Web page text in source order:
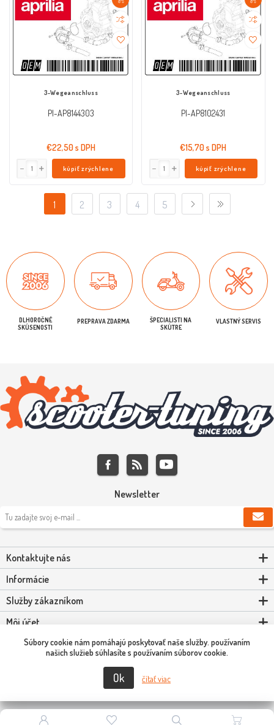
3-Wegeanschluss
PI-AP8144303
€22,50 s DPH
kúpiť zrýchlene
3-Wegeanschluss
PI-AP8102431
€15,70 s DPH
kúpiť zrýchlene
1 2 3 4 5
DLHOROČNÉ
SKÚSENOSTI
PREPRAVA ZDARMA
ŠPECIALISTI NA
SKÚTRE
VLASTNÝ SERVIS
Newsletter
Kontaktujte nás
Informácie
Služby zákazníkom
Môj účet
Powered bynopCommerce
Copyright © 2026 Scooter-Tuning SK. Všetky práva vyhradené.
Súbory cookie nám pomáhajú poskytovať naše služby. používaním
našich služieb súhlasíte s používaním súborov cookie.
Ok čítať viac